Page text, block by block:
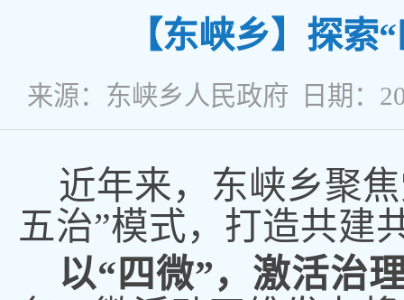
【东峡乡】探
来源：东峡乡人民政府 日期：
近年来， 东峡乡聚
五治”模式， 打造共建
以“四微”， 激活治